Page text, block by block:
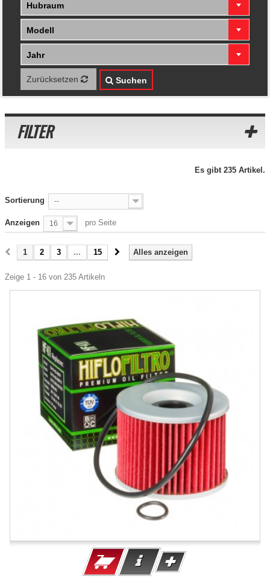
Hubraum
Modell
Jahr
Zurücksetzen Suchen
FILTER
Es gibt 235 Artikel.
Sortierung --
Anzeigen 16 pro Seite
Alles anzeigen
1 2 3 ... 15
Zeige 1 - 16 von 235 Artikeln